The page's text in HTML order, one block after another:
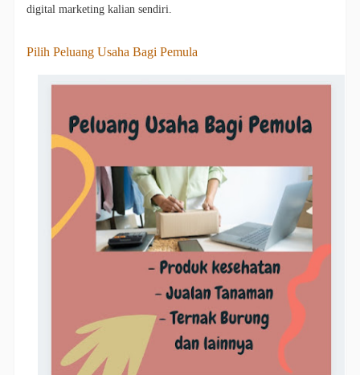
digital marketing kalian sendiri.
Pilih Peluang Usaha Bagi Pemula